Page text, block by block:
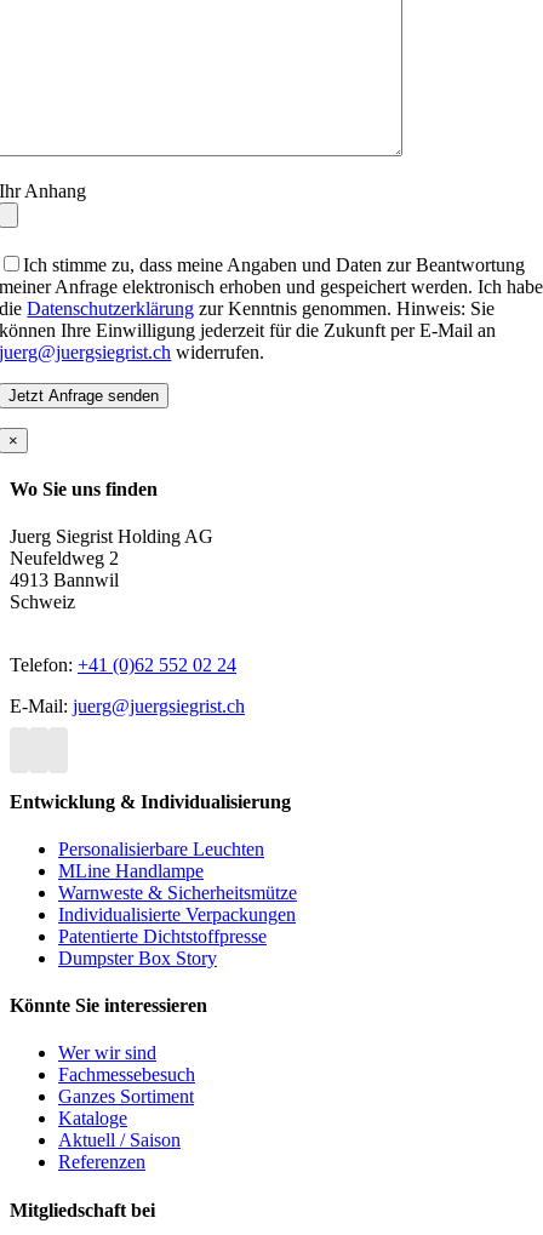
Ihr Anhang
Ich stimme zu, dass meine Angaben und Daten zur Beantwortung
meiner Anfrage elektronisch erhoben und gespeichert werden. Ich habe
dieDatenschutzerklärung zur Kenntnis genommen. Hinweis: Sie
können Ihre Einwilligung jederzeit für die Zukunft per E-Mail an
juerg@juergsiegrist.ch widerrufen.
×
Wo Sie uns finden
Juerg Siegrist Holding AG
Neufeldweg 2
4913 Bannwil
Schweiz
Telefon: +41 (0)62 552 02 24
E-Mail: juerg@juergsiegrist.ch
Entwicklung & Individualisierung
Personalisierbare Leuchten
MLine Handlampe
Warnweste & Sicherheitsmütze
Individualisierte Verpackungen
Patentierte Dichtstoffpresse
Dumpster Box Story
Könnte Sie interessieren
Wer wir sind
Fachmessebesuch
Ganzes Sortiment
Kataloge
Aktuell / Saison
Referenzen
Mitgliedschaft bei